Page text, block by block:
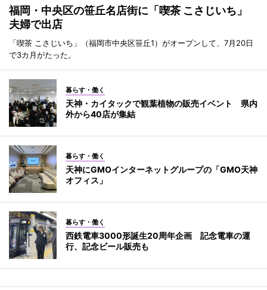
福岡・中央区の笹丘名店街に「喫茶 こさじいち」
夫婦で出店
「喫茶 こさじいち」（福岡市中央区笹丘1）がオープンして、7月20日
で3カ月がたった。
暮らす・働く
天神・カイタックで観葉植物の販売イベント 県内
外から40店が集結
暮らす・働く
天神にGMOインターネットグループの「GMO天神
オフィス」
暮らす・働く
西鉄電車3000形誕生20周年企画 記念電車の運
行、記念ビール販売も